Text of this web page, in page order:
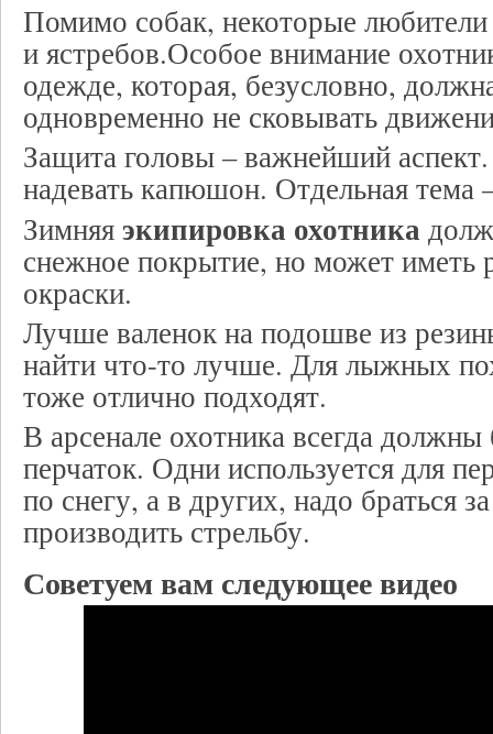
Помимо собак, некоторые любители
и ястребов.Особое внимание
одежде, которая, безусловно,
одновременно не сковывать
Защита головы – важнейший
надевать капюшон. Отдельная тема
Зимняяэкипировка охотника
снежное покрытие, но может иметь
окраски.
Лучше валенок на подошве из
найти что-то лучше. Для лыжных
тоже отлично подходят.
В арсенале охотника всегда
перчаток. Одни используется для
по снегу, а в других, надо браться
производить стрельбу.
Советуем вам следующее видео